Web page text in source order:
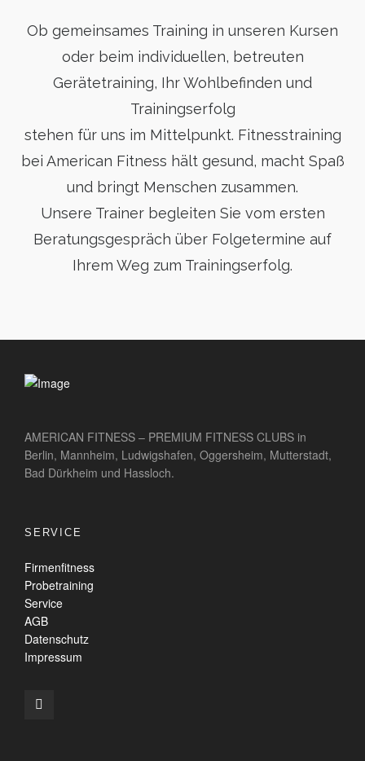
Ob gemeinsames Training in unseren Kursen
oder beim individuellen, betreuten
Gerätetraining, Ihr Wohlbefinden und
Trainingserfolg
stehen für uns im Mittelpunkt. Fitnesstraining
bei American Fitness hält gesund, macht Spaß
und bringt Menschen zusammen.
Unsere Trainer begleiten Sie vom ersten
Beratungsgespräch über Folgetermine auf
Ihrem Weg zum Trainingserfolg.
AMERICAN FITNESS – PREMIUM FITNESS CLUBS in
Berlin, Mannheim, Ludwigshafen, Oggersheim, Mutterstadt,
Bad Dürkheim und Hassloch.
SERVICE
Firmenfitness
Probetraining
Service
AGB
Datenschutz
Impressum